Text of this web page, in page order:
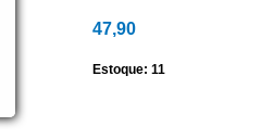
47,90
Estoque: 11